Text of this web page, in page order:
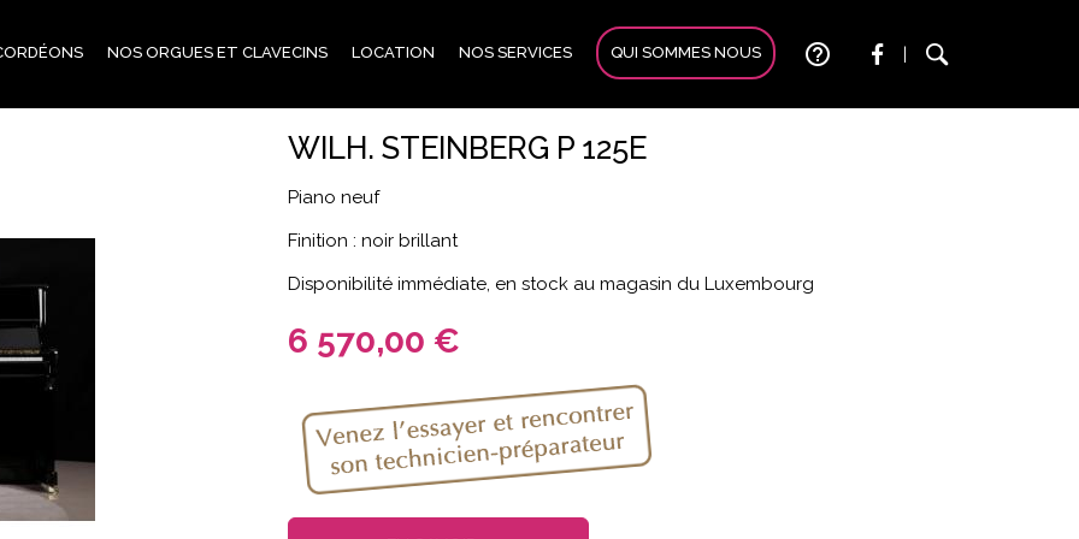
NOS ORGUES ET CLAVECINS LOCATION NOS SERVICES QUI SOMMES NOUS help_outline
WILH. STEINBERG P 125E
Piano neuf
Finition : noir brillant
Disponibilité immédiate, en stock au magasin du Luxembourg
6 570,00 €